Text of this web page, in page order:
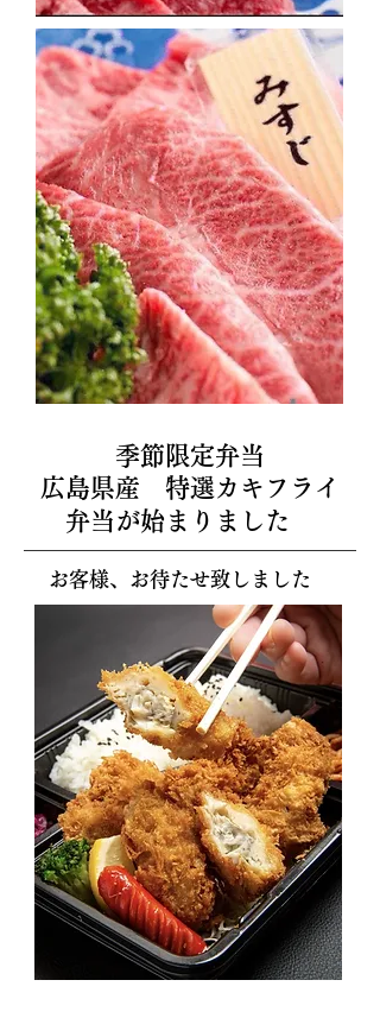
季節限定弁当
広島県産 特選カキフライ
弁当が始まりました
お客様、お待たせ致しました